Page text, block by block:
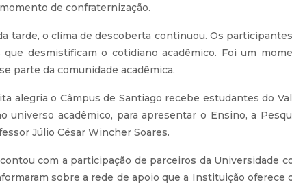
de confraternização.
tarde, o clima de descoberta continuou. Os
que desmistificam o cotidiano acadêmico. Foi um
parte da comunidade acadêmica.
alegria o Câmpus de Santiago recebe estudantes do
universo acadêmico, para apresentar o Ensino, a
Júlio César Wincher Soares.
com a participação de parceiros da Universidade
sobre a rede de apoio que a Instituição oferece